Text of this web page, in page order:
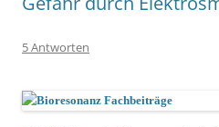
5 Antworten